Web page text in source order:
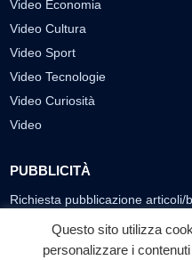
Video Economia
Video Cultura
Video Sport
Video Tecnologie
Video Curiosità
Video
PUBBLICITÀ
Richiesta pubblicazione articoli/
SEGUICI SUI SOCIAL
Questo sito utilizza
personalizzare i